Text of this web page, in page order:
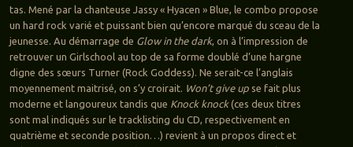
tas. Mené par la chanteuse Jassy « Hyacen » Blue, le combo propose
un hard rock varié et puissant bien qu’encore marqué du sceau de la
jeunesse. Au démarrage de Glow in the dark, on à l’impression de
retrouver un Girlschool au top de sa forme doublé d’une hargne
digne des sœurs Turner (Rock Goddess). Ne serait-ce l’anglais
moyennement maitrisé, on s’y croirait. Won’t give upse fait plus
moderne et langoureux tandis que Knock knock(ces deux titres
sont mal indiqués sur le tracklisting du CD, respectivement en
quatrième et seconde position…) revient à un propos direct et